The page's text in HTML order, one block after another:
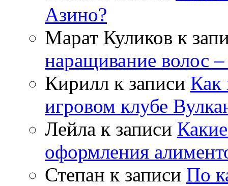
Азино?
Марат Куликов к
наращивание волос
Кирилл к записи Как
игровом клубе
Лейла к записи
оформления
Степан к записи По